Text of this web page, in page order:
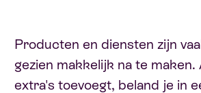
Producten en diensten zijn
gezien makkelijk na te maken.
extra's toevoegt, beland je in